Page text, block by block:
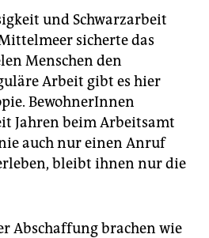
und Schwarzarbeit
sicherte das
Menschen den
Arbeit gibt es hier
BewohnerInnen
Jahren beim Arbeitsamt
auch nur einen Anruf
bleibt ihnen nur die
Abschaffung brachen wie